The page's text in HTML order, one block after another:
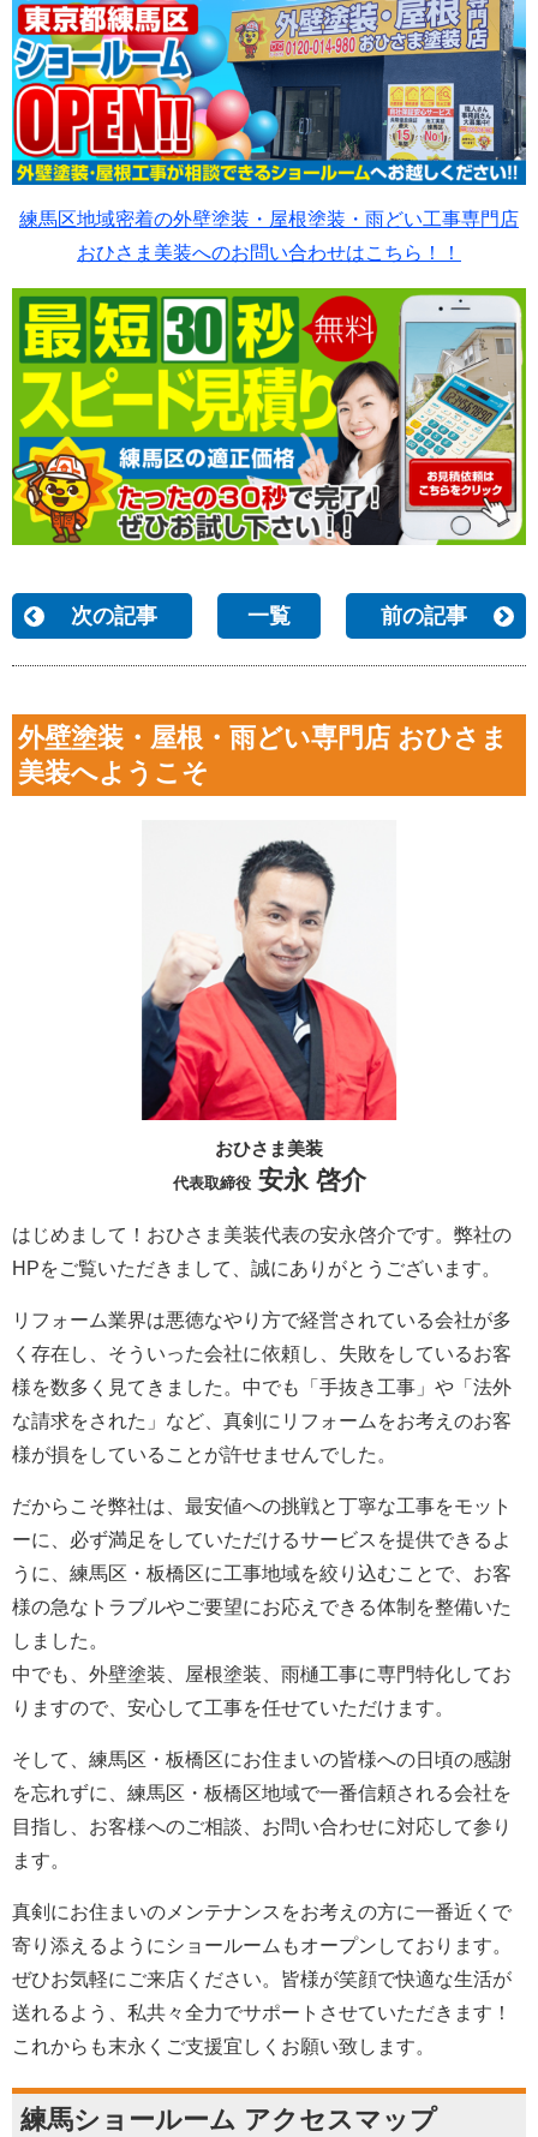
練馬区地域密着の外壁塗装・屋根塗装・雨どい工事専門店
おひさま美装へのお問い合わせはこちら！！
次の記事 一覧 前の記事
外壁塗装・屋根・雨どい専門店 おひさま
美装へようこそ
おひさま美装
代表取締役安永 啓介
はじめまして！おひさま美装代表の安永啓介です。弊社の
HPをご覧いただきまして、誠にありがとうございます。
リフォーム業界は悪徳なやり方で経営されている会社が多
く存在し、そういった会社に依頼し、失敗をしているお客
様を数多く見てきました。中でも「手抜き工事」や「法外
な請求をされた」など、真剣にリフォームをお考えのお客
様が損をしていることが許せませんでした。
だからこそ弊社は、最安値への挑戦と丁寧な工事をモット
ーに、必ず満足をしていただけるサービスを提供できるよ
うに、練馬区・板橋区に工事地域を絞り込むことで、お客
様の急なトラブルやご要望にお応えできる体制を整備いた
しました。
中でも、外壁塗装、屋根塗装、雨樋工事に専門特化してお
りますので、安心して工事を任せていただけます。
そして、練馬区・板橋区にお住まいの皆様への日頃の感謝
を忘れずに、練馬区・板橋区地域で一番信頼される会社を
目指し、お客様へのご相談、お問い合わせに対応して参り
ます。
真剣にお住まいのメンテナンスをお考えの方に一番近くで
寄り添えるようにショールームもオープンしております。
ぜひお気軽にご来店ください。皆様が笑顔で快適な生活が
送れるよう、私共々全力でサポートさせていただきます！
これからも末永くご支援宜しくお願い致します。
練馬ショールーム アクセスマップ